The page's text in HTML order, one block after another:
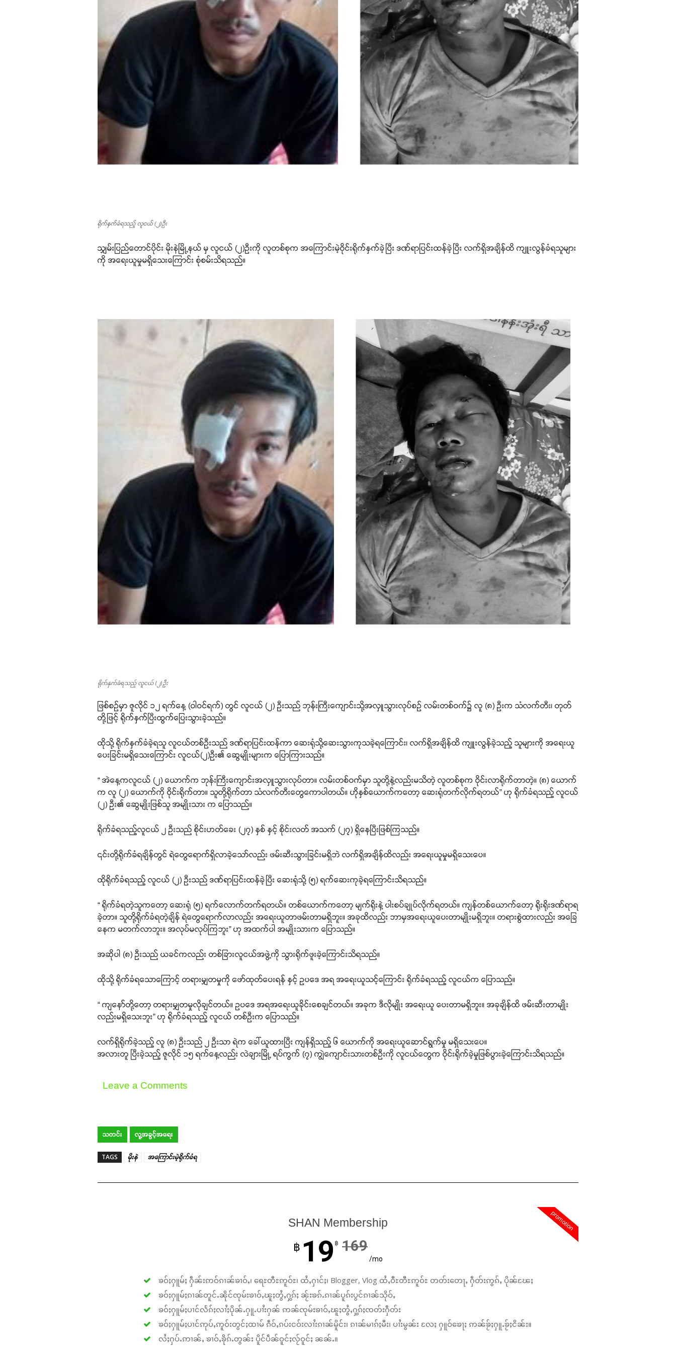
ရိုက်နှက်ခံရသည့် လူငယ် (၂)ဦး
သျှမ်းပြည်တောင်ပိုင်း မိုးနဲမြို့နယ် မှ လူငယ် (၂)ဦးကို လူတစ်စုက အကြောင်းမဲ့ဝိုင်းရိုက်နှက်ခဲ့ပြီး ဒဏ်ရာပြင်းထန်ခဲ့ပြီး လက်ရှိအချိန်ထိ ကျူးလွန်ခံရသူများ
ကို အရေးယူမှုမရှိသေးကြောင်း စုံစမ်းသိရသည်။
ရိုက်နှက်ခံရသည့် လူငယ် (၂)ဦး
ဖြစ်စဉ်မှာ ဇူလိုင် ၁၂ ရက်နေ့ (ဝါဝင်ရက်) တွင် လူငယ် (၂) ဦးသည် ဘုန်းကြီးကျောင်းသို့အလှူသွားလုပ်စဉ် လမ်းတစ်ဝက်၌ လူ (၈) ဦးက သံလက်တီး၊ တုတ်
တို့ဖြင့် ရိုက်နှက်ပြီးထွက်ပြေးသွားခဲ့သည်။
ထိုသို့ ရိုက်နှက်ခံခဲ့ရသူ လူငယ်တစ်ဦးသည် ဒဏ်ရာပြင်းထန်ကာ ဆေးရုံသို့ဆေးသွားကုသခဲ့ရကြောင်း၊ လက်ရှိအချိန်ထိ ကျူးလွန်ခဲ့သည့် သူများကို အရေးယူ
ပေးခြင်းမရှိသေးကြောင်း လူငယ်(၂)ဦး၏ ဆွေမျိုးများက ပြောကြားသည်။
“ အဲနေ့ကလူငယ် (၂) ယောက်က ဘုန်းကြီးကျောင်းအလှူသွားလုပ်တာ။ လမ်းတစ်ဝက်မှာ သူတို့နဲ့လည်းမသိတဲ့ လူတစ်စုက ဝိုင်းလာရိုက်တာတဲ့။ (၈) ယောက်
က လူ (၂) ယောက်ကို ဝိုင်းရိုက်တာ။ သူတို့ရိုက်တာ သံလက်တီးတွေကောပါတယ်။ ဟိုနှစ်ယောက်ကတော့ ဆေးရုံတက်လိုက်ရတယ်” ဟု ရိုက်ခံရသည့် လူငယ်
(၂) ဦး၏ ဆွေမျိုးဖြစ်သူ အမျိုးသား က ပြောသည်။
ရိုက်ခံရသည့်လူငယ် ၂ ဦးသည် စိုင်းဟတ်ခေး (၂၇) နှစ် နှင့် စိုင်းလတ် အသက် (၂၇) ရှိနေပြီးဖြစ်ကြသည်။
၎င်းတို့ရိုက်ခံရချိန်တွင် ရဲတွေရောက်ရှိလာခဲ့သော်လည်း ဖမ်းဆီးသွားခြင်းမရှိဘဲ လက်ရှိအချိန်ထိလည်း အရေးယူမှုမရှိသေးပေ။
ထိုရိုက်ခံရသည့် လူငယ် (၂) ဦးသည် ဒဏ်ရာပြင်းထန်ခဲ့ပြီး ဆေးရုံသို့ (၅) ရက်ဆေးကုခဲ့ရကြောင်းသိရသည်။
“ ရိုက်ခံရတဲ့သူကတော့ ဆေးရုံ (၅) ရက်လောက်တက်ရတယ်။ တစ်ယောက်ကတော့ မျက်ရိုးနဲ့ ပါးစပ်ချုပ်လိုက်ရတယ်။ ကျန်တစ်ယောက်တော့ ရိုးရိုးဒဏ်ရာရ
ခဲ့တာ။ သူတို့ရိုက်ခံရတဲ့ချိန် ရဲတွေရောက်လာလည်း အရေးယူတာဖမ်းတာမရှိဘူး။ အခုထိလည်း ဘာမှအရေးယူပေးတာမျိုးမရှိဘူး။ တရားစွဲထားလည်း အခြေ
နေက မတက်လာဘူး။ အလုပ်မလုပ်ကြဘူး” ဟု အထက်ပါ အမျိုးသားက ပြောသည်။
အဆိုပါ (၈) ဦးသည် ယခင်ကလည်း တစ်ခြားလူငယ်အဖွဲ့ကို သွားရိုက်ဖူးခဲ့ကြောင်းသိရသည်။
ထိုသို့ ရိုက်ခံရသောကြောင့် တရားမျှတမှုကို ဖော်ထုတ်ပေးရန် နှင့် ဥပဒေ အရ အရေးယူသင့်ကြောင်း ရိုက်ခံရသည့် လူငယ်က ပြောသည်။
“ ကျနော်တို့တော့ တရားမျှတမှုလိုချင်တယ်။ ဥပဒေ အရအရေးယူခိုင်းစေချင်တယ်။ အခုက ဒီလိုမျိုး အရေးယူ ပေးတာမရှိဘူး။ အခုချိန်ထိ ဖမ်းဆီးတာမျိုး
လည်းမရှိသေးဘူး” ဟု ရိုက်ခံရသည့် လူငယ် တစ်ဦးက ပြောသည်။
လက်ရှိရိုက်ခဲ့သည့် လူ (၈) ဦးသည် ၂ ဦးသာ ရဲက ခေါ်ယူထားပြီး ကျန်ရှိသည့် ၆ ယောက်ကို အရေးယူဆောင်ရွက်မှု မရှိသေးပေ။
အလားတူ ပြီးခဲ့သည့် ဇူလိုင် ၁၅ ရက်နေ့လည်း လဲချားမြို့ ရပ်ကွက် (၇) ကျွဲကျောင်းသားတစ်ဦးကို လူငယ်တွေက ဝိုင်းရိုက်ခဲ့မှုဖြစ်ပွားခဲ့ကြောင်းသိရသည်။
Leave a Comments
သတင်း လူ့အခွင့်အရေး
TAGS မိုးနဲ အကြောင်းမဲ့ရိုက်ခံရ
promotion
SHAN Membership
฿ 19 ฿ 169
/mo
ၶဝ်ႈႁူမ်ႈ ႁဵၼ်းဢဝ်ၵၢၼ်ၶၢဝ်ႇ၊ ရေႊတီႊဢူဝ်ႊ၊ ထႆႇႁၢင်ႈ၊ Blogger, Vlog ထႆႇဝီႊတီႊဢူဝ်ႊ တတ်းတေႃႇ ႁဵတ်းဢွၵ်ႇ ပိုၼ်ၽႄႈ
ၶဝ်ႈႁူမ်ႈၵၢၼ်တူင်ႉၼိုင်ၸုမ်းၶၢဝ်ႇၽူႈတွႆႇႁွၵ်ႈ ၼႂ်းၶၵ်ႉၵၢၼ်ပူၵ်းပွင်ၵၢၼ်သိုဝ်ႇ
ၶဝ်ႈႁူမ်ႈပၢင်လႅၵ်ႈလၢႆႈပိုၼ်ႉႁူႉပၢႆးႁၼ် ဢၼ်ၸုမ်းၶၢဝ်ႇၽူႈတွႆႇႁွၵ်ႈၸတ်းႁဵတ်း
ၶဝ်ႈႁူမ်ႈပၢင်ဢုပ်ႇဢူဝ်းတွင်ႈထၢမ် ၵဵဝ်ႇၵပ်းငဝ်းလၢႆးၵၢၼ်မိူင်း၊ ၵၢၼ်မၢၵ်ႈမီး၊ ပၢႆးမွၼ်း လႄႈ ႁူဝ်ၶေႃႈ ဢၼ်ၶႂ်ႈႁူႉၶႂ်ႈငိၼ်း။
လႆႈႁပ်ႉဢၢၼ်ႇ ၶၢဝ်ႇၶိုၵ်ႉတွၼ်း ပိူင်ပဵၼ်ဝူင်ႈလႂ်ဝူင်ႈ ၼၼ်ႉ။